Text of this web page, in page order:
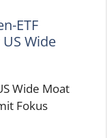
ETF
Wide
Wide Moat
Fokus